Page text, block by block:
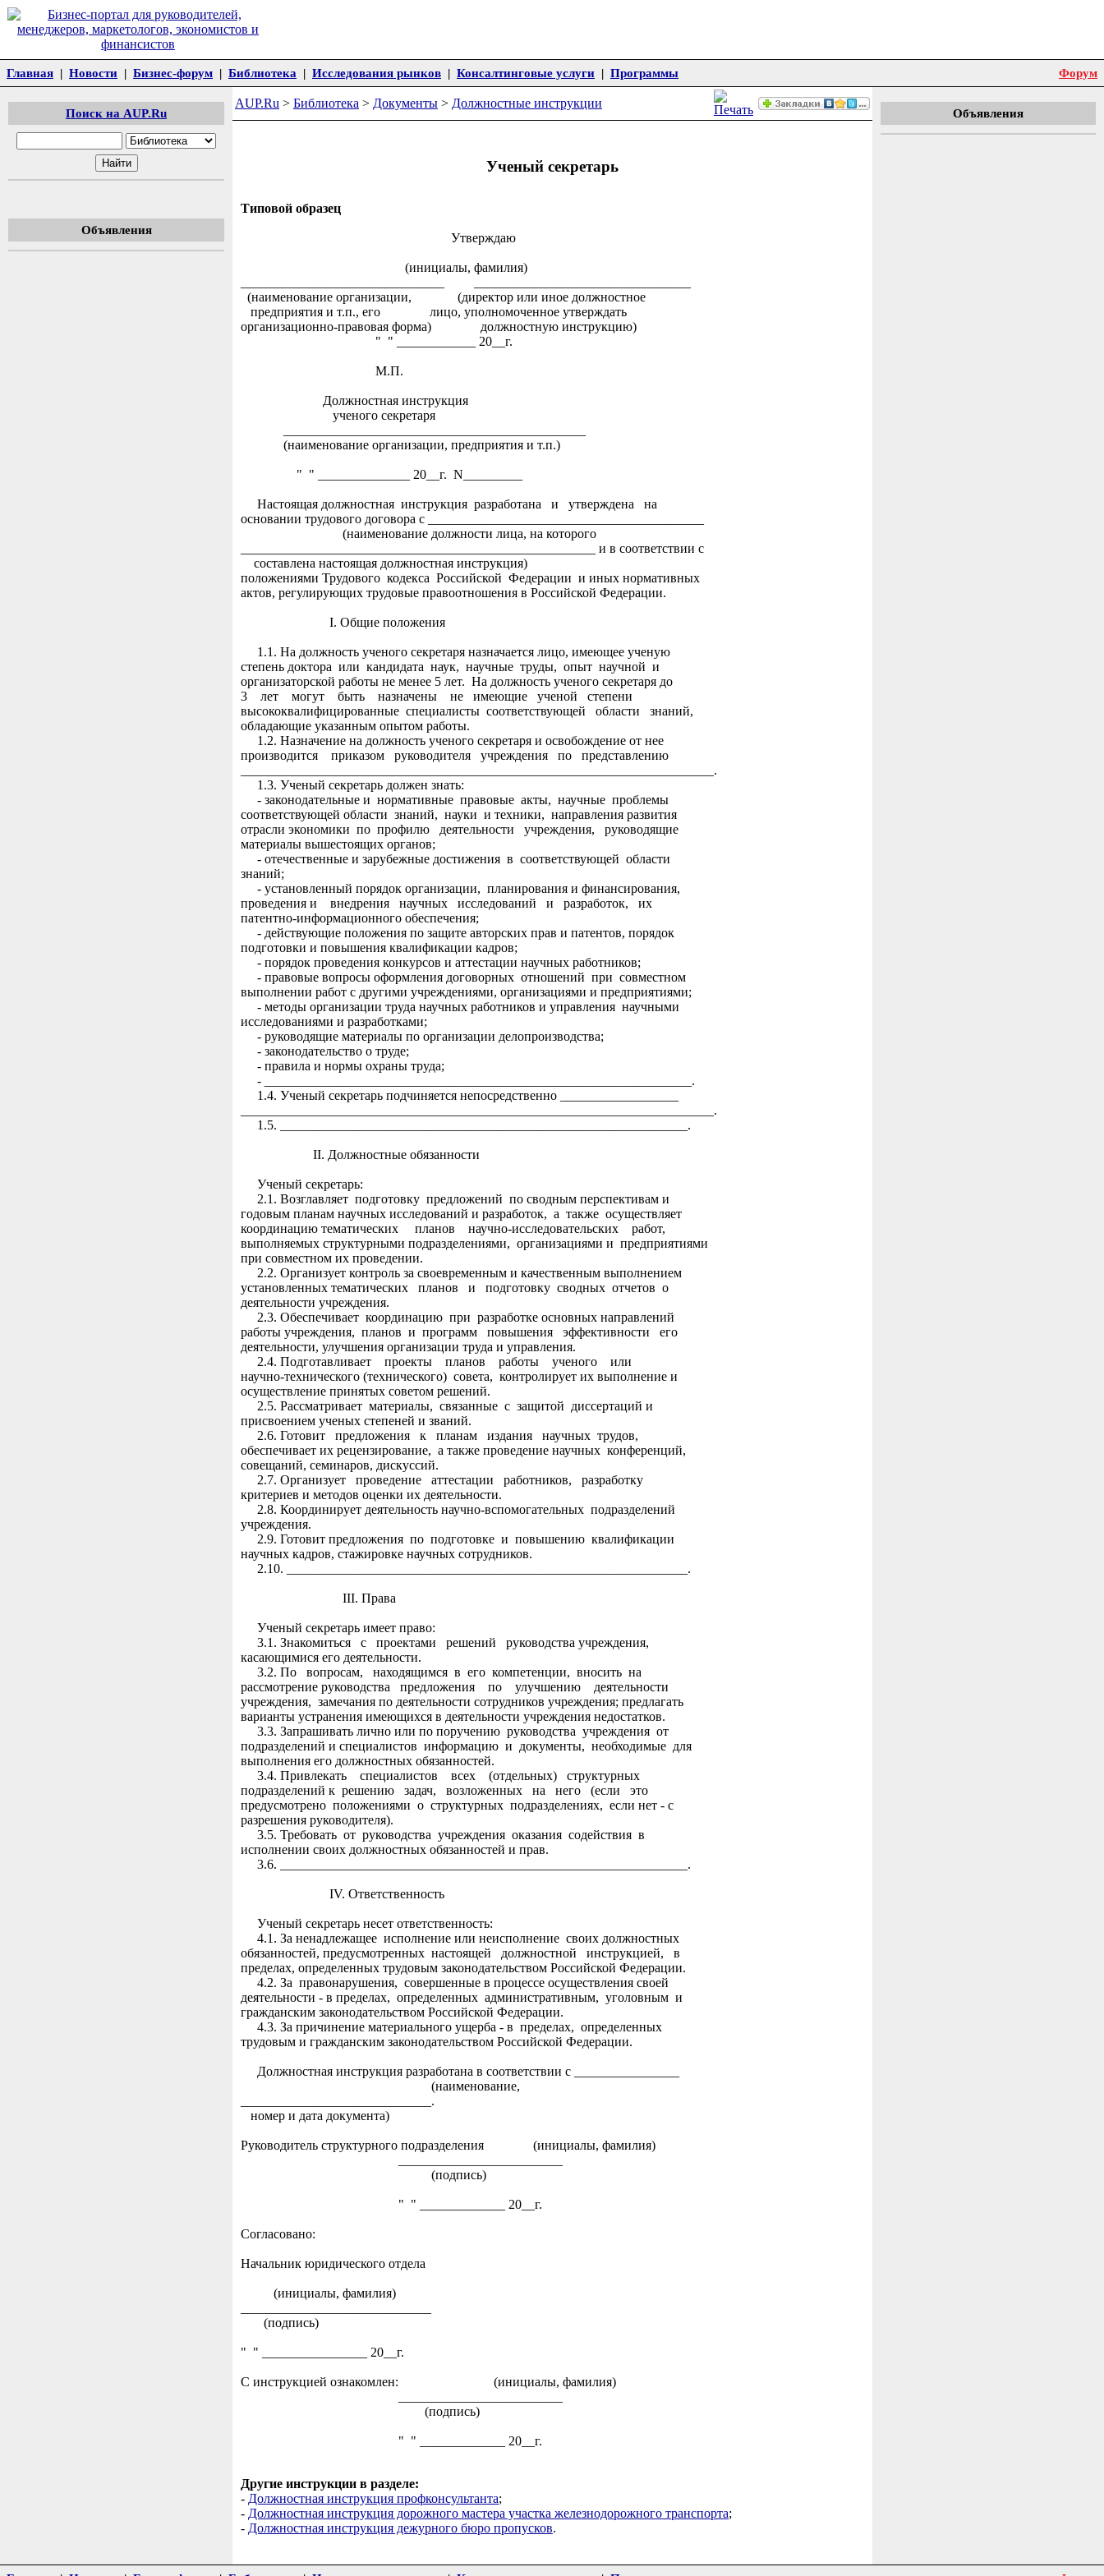
Главная | Новости | Бизнес-форум | Библиотека | Исследования рынков | Консалтинговые услуги | Программы Форум
Поиск на AUP.Ru
Объявления
AUP.Ru > Библиотека > Документы > Должностные инструкции
Ученый секретарь
Типовой образец
Утверждаю
(инициалы, фамилия)
(наименование организации, (директор или иное должностное
предприятия и т.п., его лицо, уполномоченное утверждать
организационно-правовая форма) должностную инструкцию)
" " ____________ 20__г.
М.П.
Должностная инструкция
ученого секретаря
(наименование организации, предприятия и т.п.)
" " ______________ 20__г. N_________
Настоящая должностная инструкция разработана и утверждена на
основании трудового договора с __________________________________________
(наименование должности лица, на которого
______________________________________________________ и в соответствии с
составлена настоящая должностная инструкция)
положениями Трудового кодекса Российской Федерации и иных нормативных
актов, регулирующих трудовые правоотношения в Российской Федерации.
I. Общие положения
1.1. На должность ученого секретаря назначается лицо, имеющее ученую
степень доктора или кандидата наук, научные труды, опыт научной и
организаторской работы не менее 5 лет. На должность ученого секретаря до
3 лет могут быть назначены не имеющие ученой степени
высококвалифицированные специалисты соответствующей области знаний,
обладающие указанным опытом работы.
1.2. Назначение на должность ученого секретаря и освобождение от нее
производится приказом руководителя учреждения по представлению
________________________________________________________________________.
1.3. Ученый секретарь должен знать:
- законодательные и нормативные правовые акты, научные проблемы
соответствующей области знаний, науки и техники, направления развития
отрасли экономики по профилю деятельности учреждения, руководящие
материалы вышестоящих органов;
- отечественные и зарубежные достижения в соответствующей области
знаний;
- установленный порядок организации, планирования и финансирования,
проведения и внедрения научных исследований и разработок, их
патентно-информационного обеспечения;
- действующие положения по защите авторских прав и патентов, порядок
подготовки и повышения квалификации кадров;
- порядок проведения конкурсов и аттестации научных работников;
- правовые вопросы оформления договорных отношений при совместном
выполнении работ с другими учреждениями, организациями и предприятиями;
- методы организации труда научных работников и управления научными
исследованиями и разработками;
- руководящие материалы по организации делопроизводства;
- законодательство о труде;
- правила и нормы охраны труда;
- _________________________________________________________________.
1.4. Ученый секретарь подчиняется непосредственно __________________
________________________________________________________________________.
1.5. ______________________________________________________________.
II. Должностные обязанности
Ученый секретарь:
2.1. Возглавляет подготовку предложений по сводным перспективам и
годовым планам научных исследований и разработок, а также осуществляет
координацию тематических планов научно-исследовательских работ,
выполняемых структурными подразделениями, организациями и предприятиями
при совместном их проведении.
2.2. Организует контроль за своевременным и качественным выполнением
установленных тематических планов и подготовку сводных отчетов о
деятельности учреждения.
2.3. Обеспечивает координацию при разработке основных направлений
работы учреждения, планов и программ повышения эффективности его
деятельности, улучшения организации труда и управления.
2.4. Подготавливает проекты планов работы ученого или
научно-технического (технического) совета, контролирует их выполнение и
осуществление принятых советом решений.
2.5. Рассматривает материалы, связанные с защитой диссертаций и
присвоением ученых степеней и званий.
2.6. Готовит предложения к планам издания научных трудов,
обеспечивает их рецензирование, а также проведение научных конференций,
совещаний, семинаров, дискуссий.
2.7. Организует проведение аттестации работников, разработку
критериев и методов оценки их деятельности.
2.8. Координирует деятельность научно-вспомогательных подразделений
учреждения.
2.9. Готовит предложения по подготовке и повышению квалификации
научных кадров, стажировке научных сотрудников.
2.10. _____________________________________________________________.
III. Права
Ученый секретарь имеет право:
3.1. Знакомиться с проектами решений руководства учреждения,
касающимися его деятельности.
3.2. По вопросам, находящимся в его компетенции, вносить на
рассмотрение руководства предложения по улучшению деятельности
учреждения, замечания по деятельности сотрудников учреждения; предлагать
варианты устранения имеющихся в деятельности учреждения недостатков.
3.3. Запрашивать лично или по поручению руководства учреждения от
подразделений и специалистов информацию и документы, необходимые для
выполнения его должностных обязанностей.
3.4. Привлекать специалистов всех (отдельных) структурных
подразделений к решению задач, возложенных на него (если это
предусмотрено положениями о структурных подразделениях, если нет - с
разрешения руководителя).
3.5. Требовать от руководства учреждения оказания содействия в
исполнении своих должностных обязанностей и прав.
3.6. ______________________________________________________________.
IV. Ответственность
Ученый секретарь несет ответственность:
4.1. За ненадлежащее исполнение или неисполнение своих должностных
обязанностей, предусмотренных настоящей должностной инструкцией, в
пределах, определенных трудовым законодательством Российской Федерации.
4.2. За правонарушения, совершенные в процессе осуществления своей
деятельности - в пределах, определенных административным, уголовным и
гражданским законодательством Российской Федерации.
4.3. За причинение материального ущерба - в пределах, определенных
трудовым и гражданским законодательством Российской Федерации.
Должностная инструкция разработана в соответствии с ________________
(наименование,
_____________________________.
номер и дата документа)
Руководитель структурного подразделения (инициалы, фамилия)
(подпись)
" " _____________ 20__г.
Согласовано:
Начальник юридического отдела
(инициалы, фамилия)
(подпись)
" " ________________ 20__г.
С инструкцией ознакомлен: (инициалы, фамилия)
(подпись)
" " _____________ 20__г.
Другие инструкции в разделе:
- Должностная инструкция профконсультанта;
- Должностная инструкция дорожного мастера участка железнодорожного транспорта;
- Должностная инструкция дежурного бюро пропусков.
Объявления